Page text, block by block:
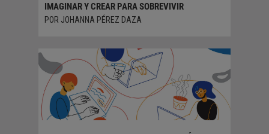
IMAGINAR Y CREAR PARA SOBREVIVIR
POR JOHANNA PÉREZ DAZA